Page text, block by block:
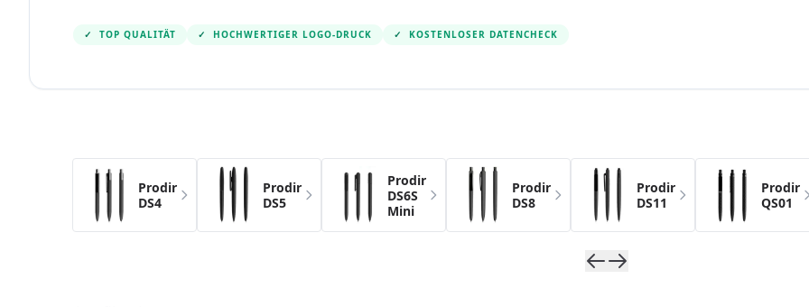
✓ TOP QUALITÄT ✓ HOCHWERTIGER LOGO-DRUCK ✓ KOSTENLOSER DATENCHECK
Navigating through the elements of the carousel is possible using the tab key. You can skip the carousel
Press to skip the carousel
Prodir
DS4
Prodir
DS5
Prodir
DS6S
Mini
Prodir
DS8
Prodir
DS11
Prodir
QS01